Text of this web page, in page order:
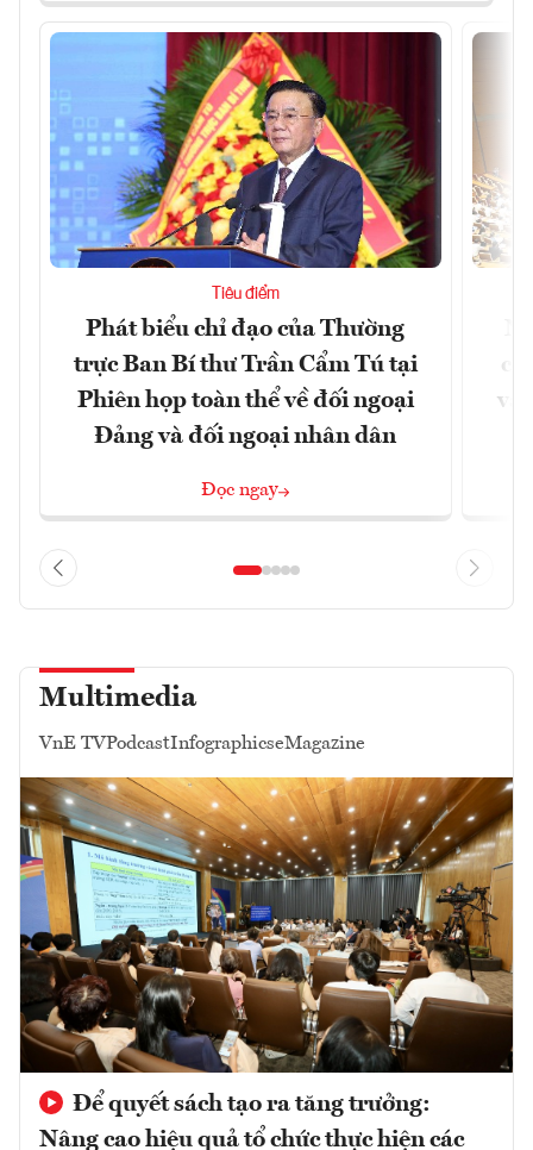
Tiêu điểm
Phát biểu chỉ đạo của Thường
trực Ban Bí thư Trần Cẩm Tú tại
Phiên họp toàn thể về đối ngoại
Đảng và đối ngoại nhân dân
Đọc ngay
và
Multimedia
VnE TVPodcastInfographicseMagazine
Để quyết sách tạo ra tăng trưởng:
Nâng cao hiệu quả tổ chức thực hiện các